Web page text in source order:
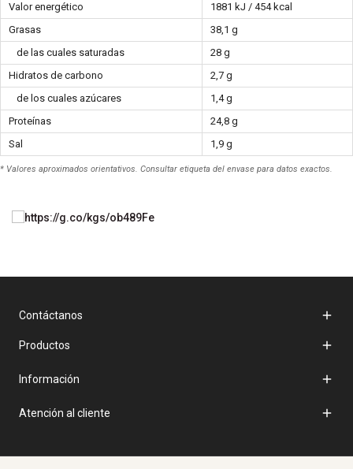
Valor energético
1881 kJ / 454 kcal
Grasas
38,1 g
de las cuales saturadas
28 g
Hidratos de carbono
2,7 g
de los cuales azúcares
1,4 g
Proteínas
24,8 g
Sal
1,9 g
* Valores aproximados orientativos. Consultar etiqueta del envase para datos exactos.
Contáctanos 
Productos 
Información 
Atención al cliente 